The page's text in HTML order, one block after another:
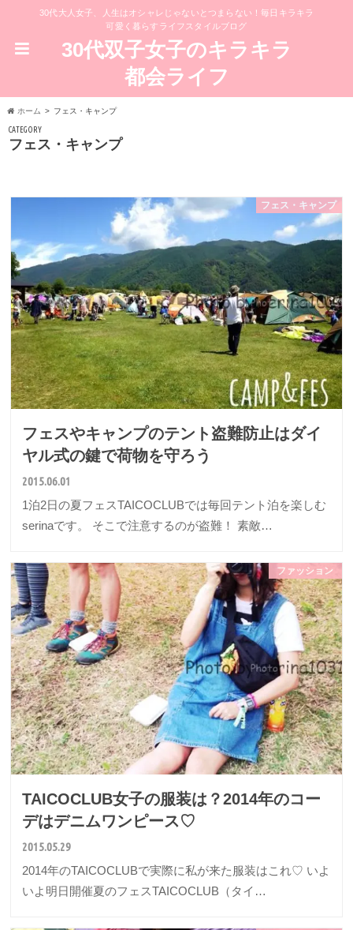
30代大人女子、人生はオシャレじゃないとつまらない！毎日キラキラ
可愛く暮らすライフスタイルブログ
30代双子女子のキラキラ
都会ライフ
ホーム フェス・キャンプ
CATEGORY
フェス・キャンプ
フェス・キャンプ
フェスやキャンプのテント盗難防止はダイ
ヤル式の鍵で荷物を守ろう
2015.06.01
1泊2日の夏フェスTAICOCLUBでは毎回テント泊を楽しむ
serinaです。 そこで注意するのが盗難！ 素敵…
ファッション
TAICOCLUB女子の服装は？2014年のコー
デはデニムワンピース♡
2015.05.29
2014年のTAICOCLUBで実際に私が来た服装はこれ♡ いよ
いよ明日開催夏のフェスTAICOCLUB（タイ…